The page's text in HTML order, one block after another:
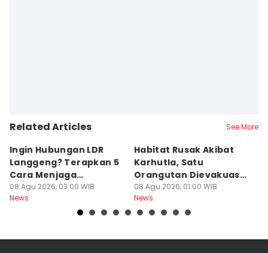
Related Articles See More
Ingin Hubungan LDR
Langgeng? Terapkan 5
Cara Menjaga
Kesetiaan Ini
08 Agu 2026, 03:00 WIB
News
Habitat Rusak Akibat
Karhutla, Satu
Orangutan Dievakuasi
di Ketapang
08 Agu 2026, 01:00 WIB
News